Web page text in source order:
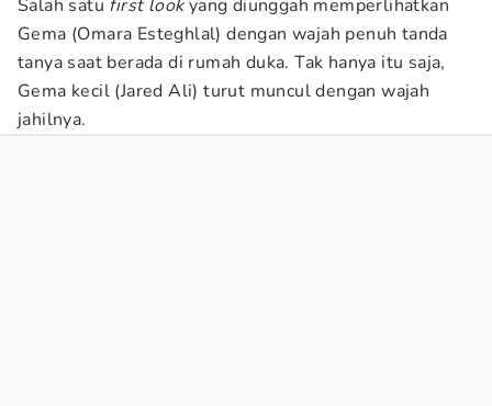
Salah satu first lookyang diunggah memperlihatkan
Gema (Omara Esteghlal) dengan wajah penuh tanda
tanya saat berada di rumah duka. Tak hanya itu saja,
Gema kecil (Jared Ali) turut muncul dengan wajah
jahilnya.